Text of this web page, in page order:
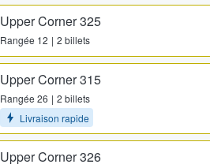
Upper Corner 325
Rangée 12 2 billets
Upper Corner 315
Rangée 26
2 billets
Livraison rapide
Upper Corner 326